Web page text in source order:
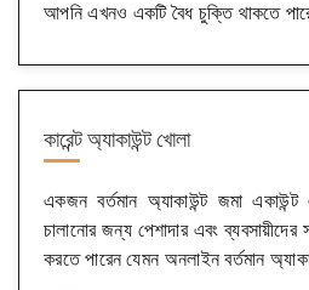
আপনি এখনও একটি বৈধ চুক্তি থাকতে
কারেন্ট অ্যাকাউন্ট খোলা
একজন বর্তমান অ্যাকাউন্ট জমা
চালানোর জন্য পেশাদার এবং
করতে পারেন যেমন অনলাইন বর্তমান